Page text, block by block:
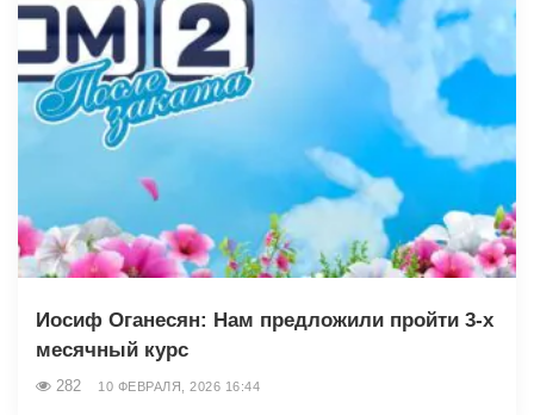
Иосиф Оганесян: Нам предложили пройти 3-х
месячный курс
282 10 ФЕВРАЛЯ, 2026 16:44